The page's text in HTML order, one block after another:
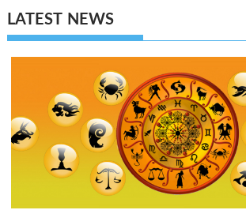
LATEST NEWS